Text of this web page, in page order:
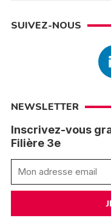
SUIVEZ-NOUS
NEWSLETTER
Inscrivez-vous
Filière 3e